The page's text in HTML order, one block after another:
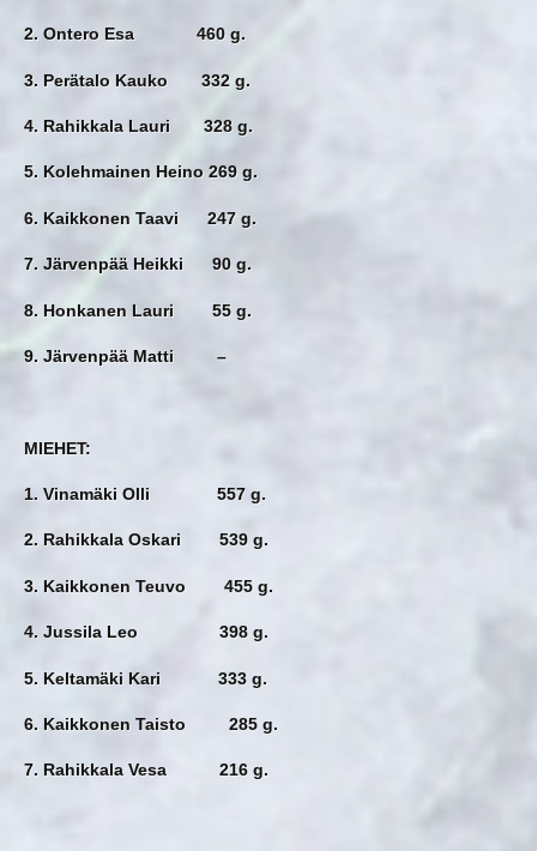
2. Ontero Esa 460 g.
3. Perätalo Kauko 332 g.
4. Rahikkala Lauri 328 g.
5. Kolehmainen Heino 269 g.
6. Kaikkonen Taavi 247 g.
7. Järvenpää Heikki 90 g.
8. Honkanen Lauri 55 g.
9. Järvenpää Matti –
MIEHET:
1. Vinamäki Olli 557 g.
2. Rahikkala Oskari 539 g.
3. Kaikkonen Teuvo 455 g.
4. Jussila Leo 398 g.
5. Keltamäki Kari 333 g.
6. Kaikkonen Taisto 285 g.
7. Rahikkala Vesa 216 g.